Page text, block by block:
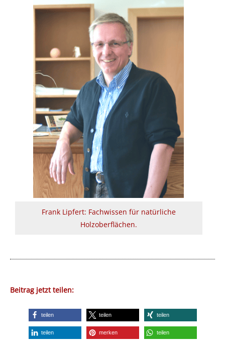
Frank Lipfert: Fachwissen für natürliche
Holzoberflächen.
Beitrag jetzt teilen:
teilen teilen teilen
teilen merken teilen